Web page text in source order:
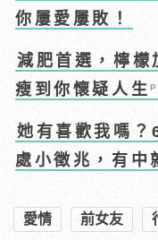
你屢愛屢敗！
減肥首選，檸檬
瘦到你懷疑人生
她有喜歡我嗎？
處小徵兆，有中
愛情 前女友